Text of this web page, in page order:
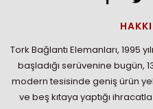
Tork Bağlantı Elemanları, 1995
başladığı serüvenine bugün,
modern tesisinde geniş ürün
ve beş kıtaya yaptığı